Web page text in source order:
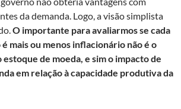
da demanda. Logo, a visão simplista
O importante para avaliarmos se cada
mais ou menos inflacionário não é o
de moeda, e sim o impacto de
em relação à capacidade produtiva da